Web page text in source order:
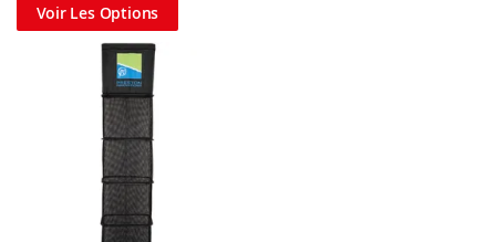
Voir Les Options